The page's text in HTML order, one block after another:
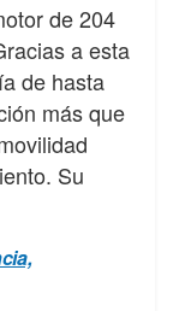
de 204
a esta
de hasta
más que
Su